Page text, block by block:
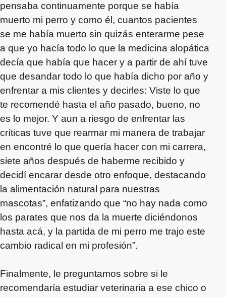
pensaba continuamente porque se había
muerto mi perro y como él, cuantos pacientes
se me había muerto sin quizás enterarme pese
a que yo hacía todo lo que la medicina alopática
decía que había que hacer y a partir de ahí tuve
que desandar todo lo que había dicho por año y
enfrentar a mis clientes y decirles: Viste lo que
te recomendé hasta el año pasado, bueno, no
es lo mejor. Y aun a riesgo de enfrentar las
críticas tuve que rearmar mi manera de trabajar
en encontré lo que quería hacer con mi carrera,
siete años después de haberme recibido y
decidí encarar desde otro enfoque, destacando
la alimentación natural para nuestras
mascotas”, enfatizando que “no hay nada como
los parates que nos da la muerte diciéndonos
hasta acá, y la partida de mi perro me trajo este
cambio radical en mi profesión”.
Finalmente, le preguntamos sobre si le
recomendaría estudiar veterinaria a ese chico o